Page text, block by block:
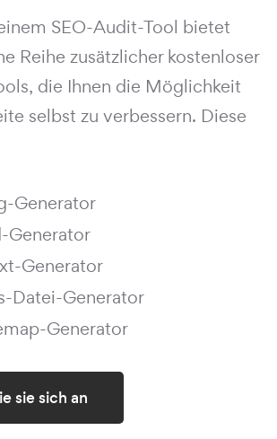
SEO-Audit-Tool bietet
Reihe zusätzlicher kostenloser
die Ihnen die Möglichkeit
selbst zu verbessern. Diese
Generator
Generator
Generator
Datei-Generator
Generator
sie sich an